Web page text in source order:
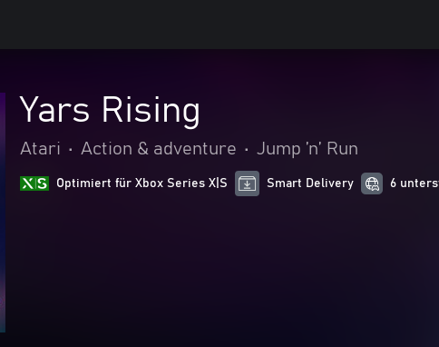
Yars Rising
Atari • Action & adventure • Jump ’n’ Run
Optimiert für Xbox Series X|S Smart Delivery 6